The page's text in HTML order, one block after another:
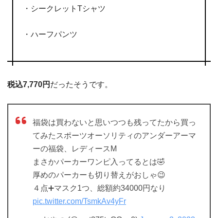
・シークレットTシャツ
・ハーフパンツ
税込7,770円 だったそうです。
福袋は買わないと思いつつも残ってたから買っ
てみたスポーツオーソリティのアンダーアーマ
ーの福袋、レディースM
まさかパーカーワンピ入ってるとは🤣
厚めのパーカーも切り替えがおしゃ😉
４点➕マスク1つ、総額約34000円なり
pic.twitter.com/TsmkAv4yFr